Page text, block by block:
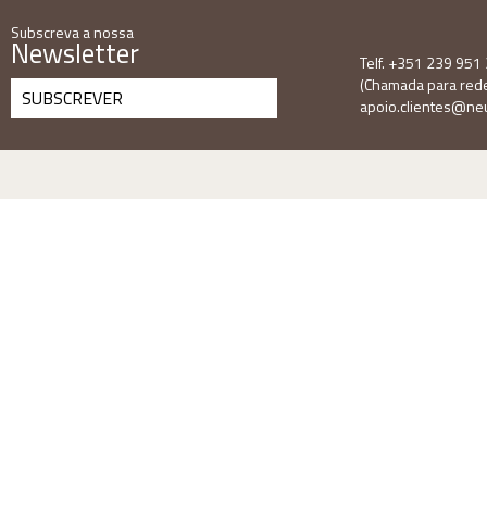
Subscreva a nossa
Newsletter
SUBSCREVER
Telf. +351 239
(Chamada para